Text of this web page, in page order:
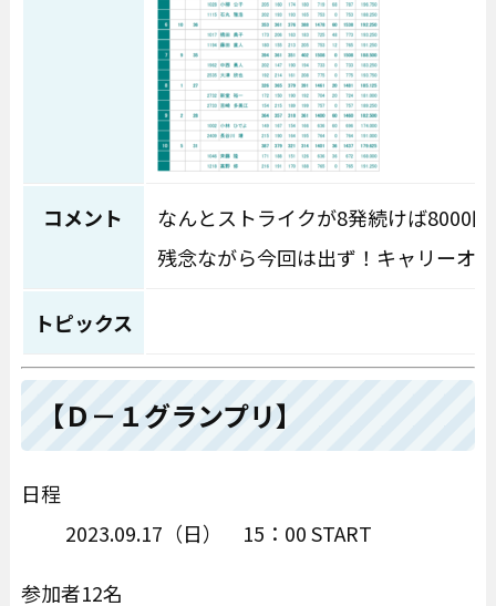
コメント
なんとストライクが8発続けば8000
残念ながら今回は出ず！キャリーオ
トピックス
【Ｄ－１グランプリ】
日程
2023.09.17（日） 15：00 START
参加者12名